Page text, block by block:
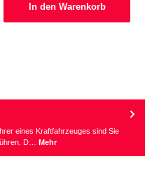
In den Warenkorb
eines Kraftfahrzeuges sind Sie
D… Mehr